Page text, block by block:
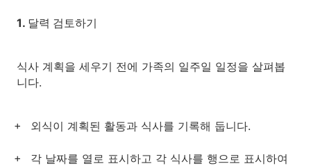
1. 달력 검토하기
식사 계획을 세우기 전에 가족의 일주일 일정을 살펴봅
니다.
외식이 계획된 활동과 식사를 기록해 둡니다.
각 날짜를 열로 표시하고 각 식사를 행으로 표시하여